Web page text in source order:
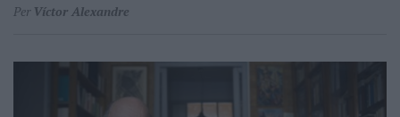
Per Víctor Alexandre